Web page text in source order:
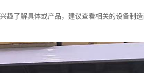
趣了解具体或产品，建议查看相关的设备制